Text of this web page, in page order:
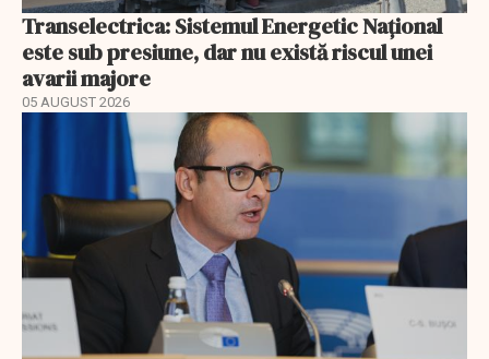
Transelectrica: Sistemul Energetic Național
este sub presiune, dar nu există riscul unei
avarii majore
05 AUGUST 2026